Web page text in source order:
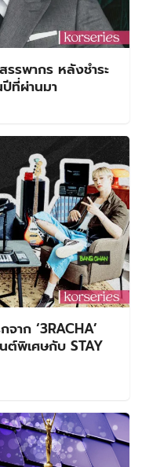
รพากร หลังชำระ
ที่ผ่านมา
าก ‘3RACHA’
ต์พิเศษกับ STAY